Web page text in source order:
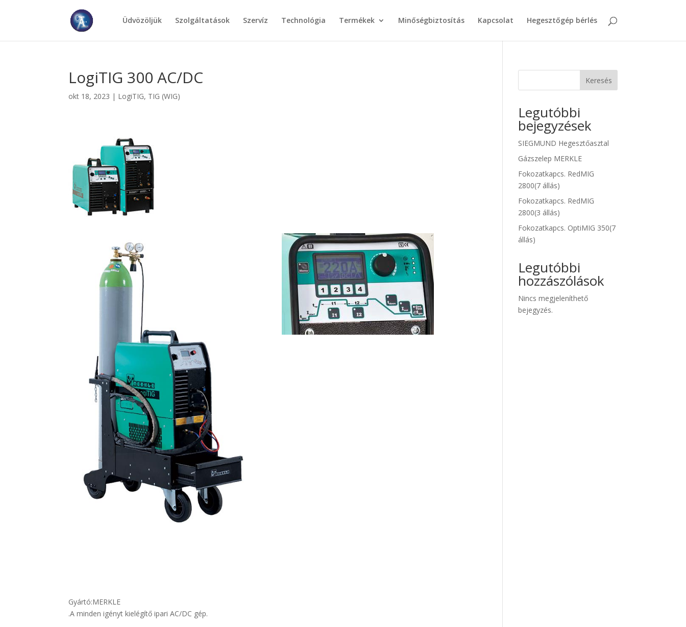
Üdvözöljük Szolgáltatások Szervíz Technológia Termékek Minőségbiztosítás Kapcsolat Hegesztőgép bérlés
LogiTIG 300 AC/DC
okt 18, 2023 | LogiTIG, TIG (WIG)
Gyártó:MERKLE
.A minden igényt kielégítő ipari AC/DC gép.
Keresés
Legutóbbi
bejegyzések
SIEGMUND Hegesztőasztal
Gázszelep MERKLE
Fokozatkapcs. RedMIG
2800(7 állás)
Fokozatkapcs. RedMIG
2800(3 állás)
Fokozatkapcs. OptiMIG 350(7
állás)
Legutóbbi
hozzászólások
Nincs megjeleníthető
bejegyzés.